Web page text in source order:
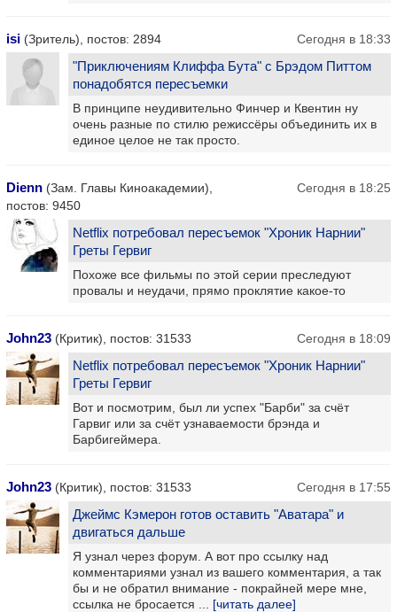
isi (Зритель), постов: 2894 Сегодня в 18:33
"Приключениям Клиффа Бута" с Брэдом Питтом
понадобятся пересъемки
В принципе неудивительно Финчер и Квентин ну
очень разные по стилю режиссёры объединить их в
единое целое не так просто.
Dienn (Зам. Главы Киноакадемии),
постов: 9450
Сегодня в 18:25
Netflix потребовал пересъемок "Хроник Нарнии"
Греты Гервиг
Похоже все фильмы по этой серии преследуют
провалы и неудачи, прямо проклятие какое-то
John23 (Критик), постов: 31533 Сегодня в 18:09
Netflix потребовал пересъемок "Хроник Нарнии"
Греты Гервиг
Вот и посмотрим, был ли успех "Барби" за счёт
Гарвиг или за счёт узнаваемости брэнда и
Барбигеймера.
John23 (Критик), постов: 31533 Сегодня в 17:55
Джеймс Кэмерон готов оставить "Аватара" и
двигаться дальше
Я узнал через форум. А вот про ссылку над
комментариями узнал из вашего комментария, а так
бы и не обратил внимание - покрайней мере мне,
ссылка не бросается ... [читать далее]